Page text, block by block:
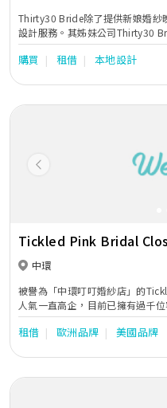
Thirty30 Bride除了提供新娘婚紗
設計服務。其姊妹公司Thirty30
多種款式及剪裁設計選擇，不論
盡有，而且顏色亦多不勝數，單
Thirty30最近更引入晚裝料作姊
美美的出場。
購買 租借 本地設計
Previous
Tickled Pink Bridal
中環
被譽為「中環叮叮婚紗店」的
人氣一直高企，目前已擁有過千
師及化妝師推介，連容祖兒
釋手。
租借 歐洲品牌 美國品牌